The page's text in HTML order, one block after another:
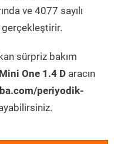
ve 4077 sayılı
gerçekleştirir.
sürpriz bakım
One 1.4 D aracın
periyodik-